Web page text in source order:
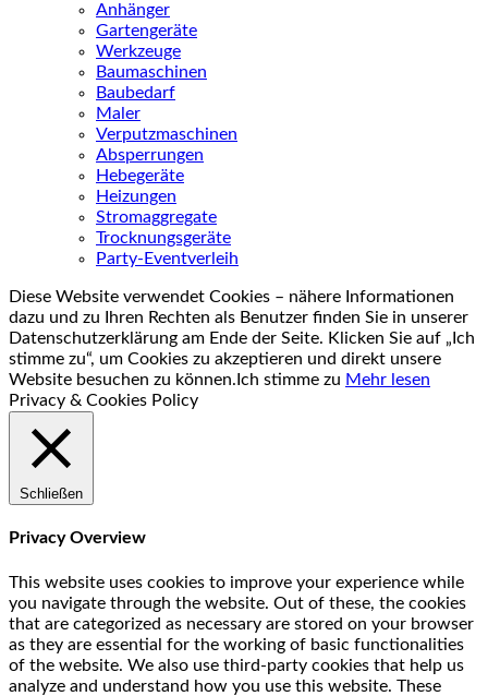
Anhänger
Gartengeräte
Werkzeuge
Baumaschinen
Baubedarf
Maler
Verputzmaschinen
Absperrungen
Hebegeräte
Heizungen
Stromaggregate
Trocknungsgeräte
Party-Eventverleih
Diese Website verwendet Cookies – nähere Informationen
dazu und zu Ihren Rechten als Benutzer finden Sie in unserer
Datenschutzerklärung am Ende der Seite. Klicken Sie auf „Ich
stimme zu“, um Cookies zu akzeptieren und direkt unsere
Website besuchen zu können. Ich stimme zu Mehr lesen
Privacy & Cookies Policy
Schließen
Privacy Overview
This website uses cookies to improve your experience while
you navigate through the website. Out of these, the cookies
that are categorized as necessary are stored on your browser
as they are essential for the working of basic functionalities
of the website. We also use third-party cookies that help us
analyze and understand how you use this website. These